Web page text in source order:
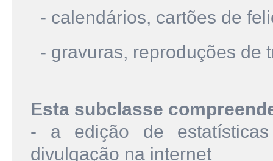
- calendários, cartões de
- gravuras, reproduções de
Esta subclasse
- a edição de
divulgação na internet